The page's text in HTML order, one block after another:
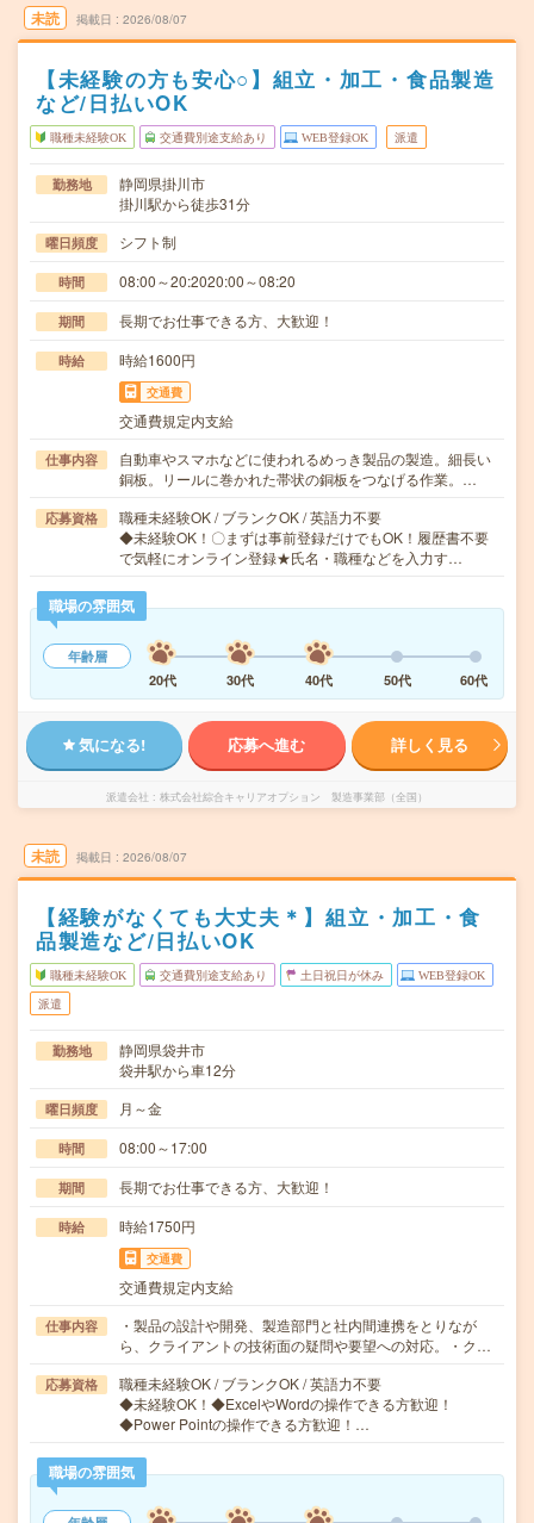
未読 掲載日 2026/08/07
【未経験の方も安心○】組立・加工・食品製造
など/日払いOK
職種未経験OK 交通費別途支給あり WEB登録OK 派遣
勤務地
静岡県掛川市
掛川駅から徒歩31分
曜日頻度 シフト制
時間 08:00～20:2020:00～08:20
期間 長期でお仕事できる方、大歓迎！
時給 時給1600円
交通費
交通費規定内支給
仕事内容
自動車やスマホなどに使われるめっき製品の製造。細長い
銅板。リールに巻かれた帯状の銅板をつなげる作業。…
応募資格
職種未経験OK / ブランクOK / 英語力不要
◆未経験OK！〇まずは事前登録だけでもOK！履歴書不要
で気軽にオンライン登録★氏名・職種などを入力す…
職場の雰囲気
年齢層
20代
30代 40代 50代 60代
気になる! 応募へ進む 詳しく見る
派遣会社 株式会社綜合キャリアオプション 製造事業部（全国）
未読 掲載日 2026/08/07
【経験がなくても大丈夫＊】組立・加工・食
品製造など/日払いOK
職種未経験OK 交通費別途支給あり 土日祝日が休み WEB登録OK
派遣
勤務地
静岡県袋井市
袋井駅から車12分
曜日頻度 月～金
時間 08:00～17:00
期間 長期でお仕事できる方、大歓迎！
時給 時給1750円
交通費
交通費規定内支給
仕事内容
・製品の設計や開発、製造部門と社内間連携をとりなが
ら、クライアントの技術面の疑問や要望への対応。・ク…
応募資格
職種未経験OK / ブランクOK / 英語力不要
◆未経験OK！◆ExcelやWordの操作できる方歓迎！
◆Power Pointの操作できる方歓迎！…
職場の雰囲気